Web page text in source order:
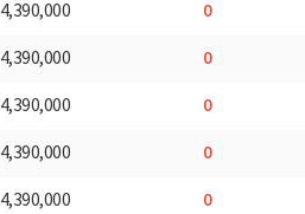
4,390,000 0
4,390,000 0
4,390,000 0
4,390,000 0
4,390,000 0